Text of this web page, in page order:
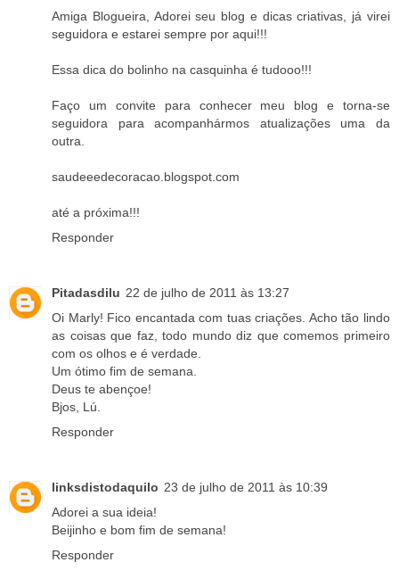
Amiga Blogueira, Adorei seu blog e dicas criativas, já virei
seguidora e estarei sempre por aqui!!!
Essa dica do bolinho na casquinha é tudooo!!!
Faço um convite para conhecer meu blog e torna-se
seguidora para acompanhármos atualizações uma da
outra.
saudeeedecoracao.blogspot.com
até a próxima!!!
Responder
Pitadasdilu 22 de julho de 2011 às 13:27
Oi Marly! Fico encantada com tuas criações. Acho tão lindo
as coisas que faz, todo mundo diz que comemos primeiro
com os olhos e é verdade.
Um ótimo fim de semana.
Deus te abençoe!
Bjos, Lú.
Responder
linksdistodaquilo 23 de julho de 2011 às 10:39
Adorei a sua ideia!
Beijinho e bom fim de semana!
Responder